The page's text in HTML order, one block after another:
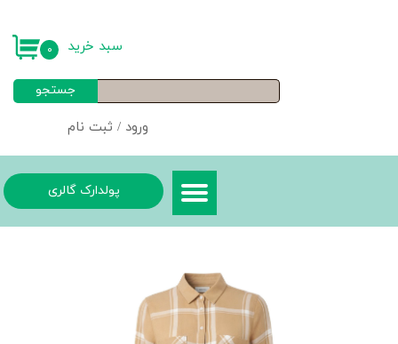
ورود / ثبت نام
خروج از حساب کاربری
جستجو
۰ سبد خرید
پولدارک گالری